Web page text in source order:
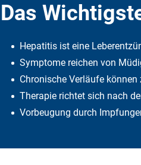
Das
Hepatitis ist eine
Symptome reichen von
Chronische Verläufe
Therapie richtet sich nach
Vorbeugung durch